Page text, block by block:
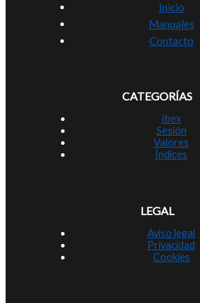
Inicio
Manuales
Contacto
CATEGORÍAS
Ibex
Sesión
Valores
Índices
LEGAL
Aviso legal
Privacidad
Cookies